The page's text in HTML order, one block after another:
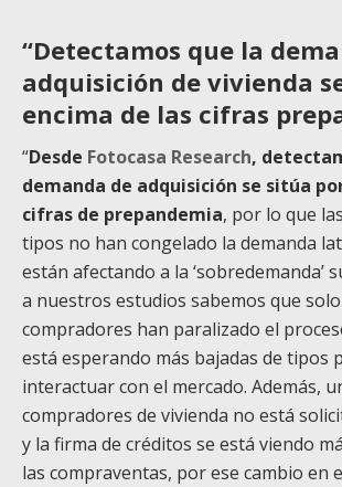
“Detectamos que la
adquisición de vivienda
encima de las cifras
“Desde Fotocasa Research,
demanda de adquisición se sitúa
cifras de prepandemia, por lo que
tipos no han congelado la demanda
están afectando a la ‘sobredemanda’
a nuestros estudios sabemos que
compradores han paralizado el
está esperando más bajadas de tipos
interactuar con el mercado. Además,
compradores de vivienda no está
y la firma de créditos se está viendo
las compraventas, por ese cambio en